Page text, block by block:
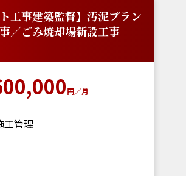
ト工事建築監督】汚泥プラン
／ごみ焼却場新設工事
円／月
工管理